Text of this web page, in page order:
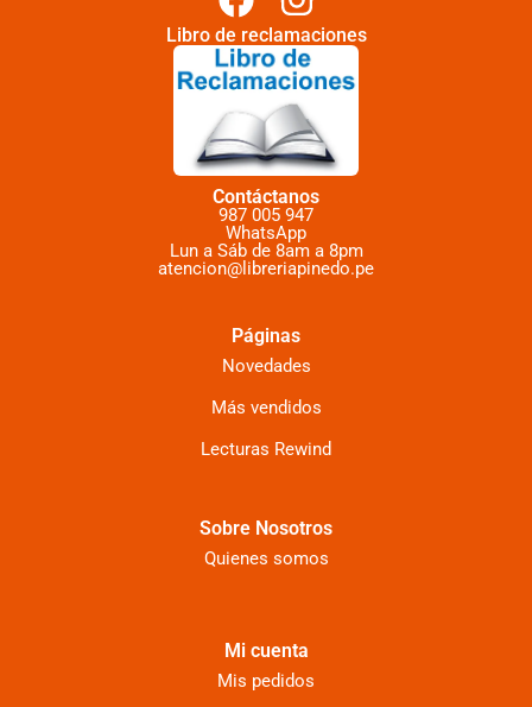
Libro de reclamaciones
Contáctanos
987 005 947
WhatsApp
Lun a Sáb de 8am a 8pm
atencion@libreriapinedo.pe
Páginas
Novedades
Más vendidos
Lecturas Rewind
Sobre Nosotros
Quienes somos
Mi cuenta
Mis pedidos